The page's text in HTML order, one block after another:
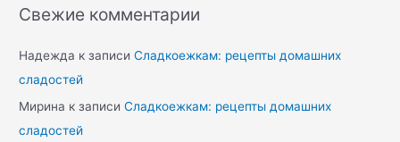
Свежие комментарии
Надежда к записиСладкоежкам: рецепты домашних
сладостей
Мирина к записиСладкоежкам: рецепты домашних
сладостей